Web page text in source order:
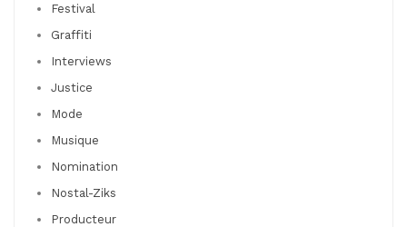
Festival
Graffiti
Interviews
Justice
Mode
Musique
Nomination
Nostal-Ziks
Producteur